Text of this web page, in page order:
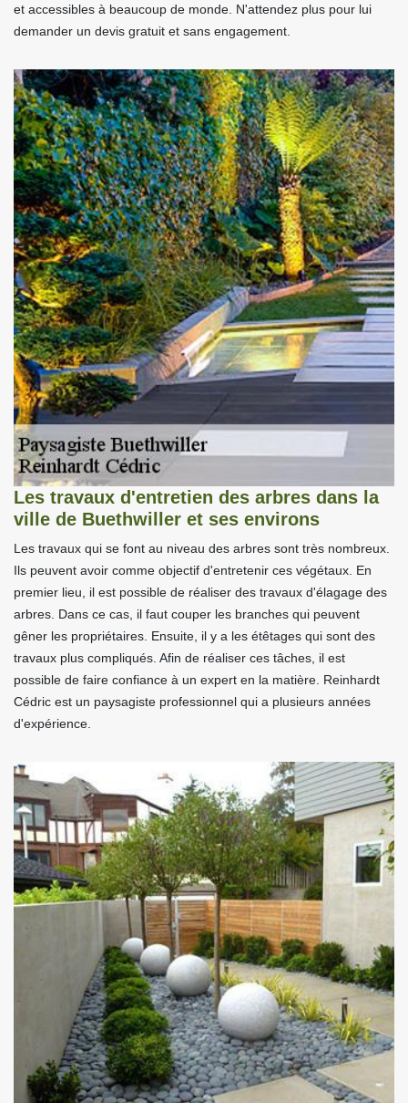
et accessibles à beaucoup de monde. N'attendez plus pour lui
demander un devis gratuit et sans engagement.
Les travaux d'entretien des arbres dans la
ville de Buethwiller et ses environs
Les travaux qui se font au niveau des arbres sont très nombreux.
Ils peuvent avoir comme objectif d'entretenir ces végétaux. En
premier lieu, il est possible de réaliser des travaux d'élagage des
arbres. Dans ce cas, il faut couper les branches qui peuvent
gêner les propriétaires. Ensuite, il y a les étêtages qui sont des
travaux plus compliqués. Afin de réaliser ces tâches, il est
possible de faire confiance à un expert en la matière. Reinhardt
Cédric est un paysagiste professionnel qui a plusieurs années
d'expérience.